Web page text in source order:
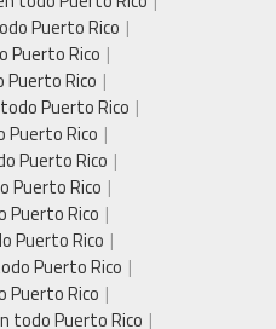
Puerto Rico
Puerto Rico
Rico
Puerto Rico
Puerto Rico
Puerto Rico
Puerto Rico
Puerto Rico
Puerto Rico
Puerto Rico
Puerto Rico
todo Puerto Rico